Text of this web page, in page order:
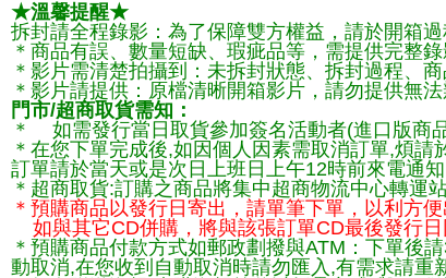
★溫馨提醒★
拆封請全程錄影：為了保障雙方權益，請於開箱
＊商品有誤、數量短缺、瑕疵品等，需提供完整
＊影片需清楚拍攝到：未拆封狀態、拆封過程、
＊影片請提供：原檔清晰開箱影片，請勿提供無法
門市/超商取貨需知：
＊ 如需發行當日取貨參加簽名活動者(進口版商
＊在您下單完成後,如因個人因素需取消訂單,煩
訂單請於當天或是次日上班日上午12時前來電通知
＊超商取貨:訂購之商品將集中超商物流中心轉運
＊預購商品以發行日寄出，請單筆下單，以利方便
如與其它CD併購，將與該張訂單CD最後發行日
＊預購商品付款方式如郵政劃撥與ATM：下單後
動取消,在您收到自動取消時請勿匯入,有需求請重